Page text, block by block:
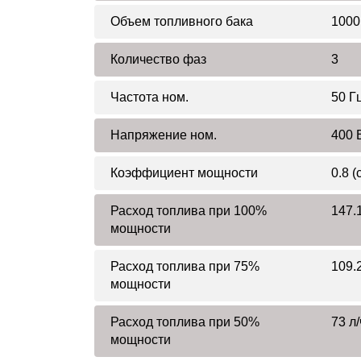
Объем топливного бака
Количество фаз 3
Частота ном. 50
Напряжение ном. 400
Коэффициент мощности 0.8
Расход топлива при 100%
мощности
Расход топлива при 75%
мощности
Расход топлива при 50%
мощности
73 л/